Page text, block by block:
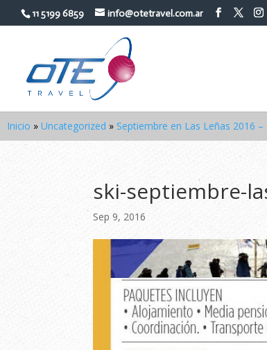
11 5199 6859 info@otetravel.com.ar
Inicio » Uncategorized » Septiembre en Las Leñas 2016
ski-septiembre-
Sep 9, 2016